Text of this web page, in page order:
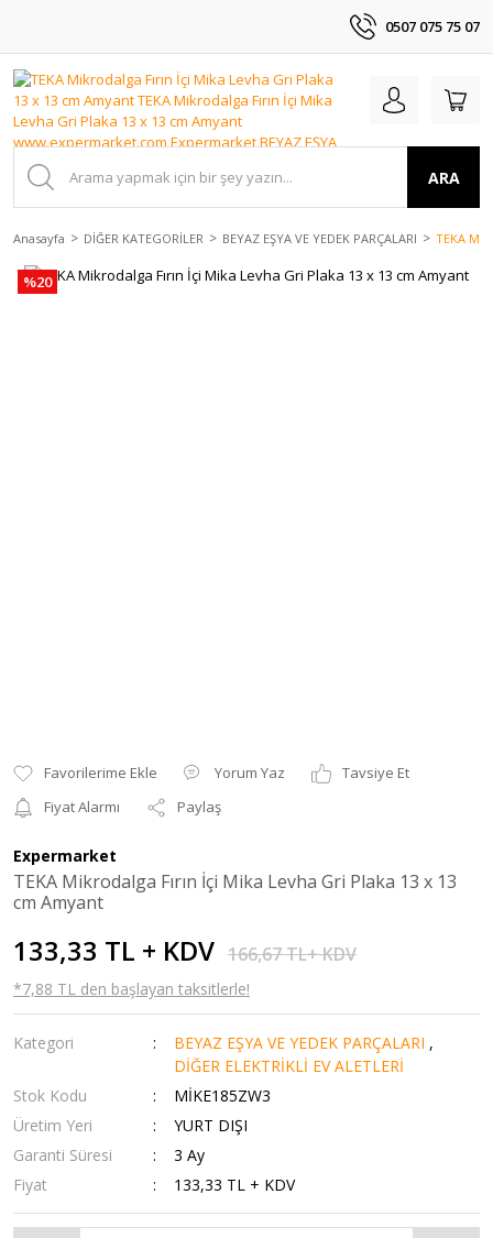
0507 075 75 07
ARA
Anasayfa DİĞER KATEGORİLER BEYAZ EŞYA VE YEDEK PARÇALARI TEKA
%20
Yorum Yaz
Tavsiye Et
Fiyat Alarmı
Paylaş
Expermarket
TEKA Mikrodalga Fırın İçi Mika Levha Gri Plaka 13 x 13
cm Amyant
133,33 TL + KDV 166,67 TL+ KDV
*7,88 TL den başlayan taksitlerle!
Kategori BEYAZ EŞYA VE YEDEK PARÇALARI ,
DİĞER ELEKTRİKLİ EV ALETLERİ
Stok Kodu
MİKE185ZW3
Üretim Yeri
YURT DIŞI
Garanti Süresi
3 Ay
Fiyat
133,33 TL + KDV